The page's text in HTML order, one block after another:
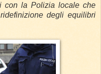
con la Polizia locale che
degli equilibri